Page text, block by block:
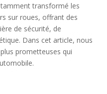
transformé les
sur roues, offrant des
de sécurité, de
Dans cet article, nous
prometteuses qui